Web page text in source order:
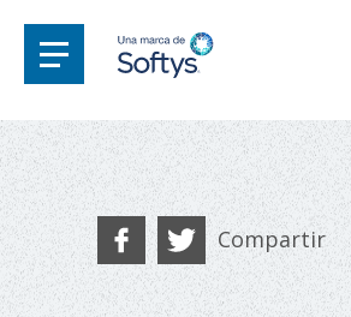
Compartir